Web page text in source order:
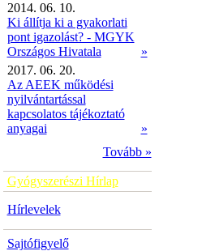
2014. 06. 10.
Ki állítja ki a gyakorlati
pont igazolást? - MGYK
Országos Hivatala
»
2017. 06. 20.
Az AEEK működési
nyilvántartással
kapcsolatos tájékoztató
anyagai
»
Tovább »
Gyógyszerészi Hírlap
Hírlevelek
Sajtófigyelő